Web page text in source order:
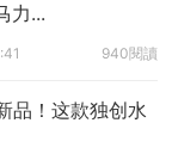
力...
940閱讀
品！这款独创水